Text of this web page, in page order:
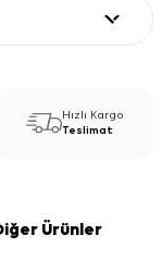
Hızlı Kargo
Teslimat
Ürünler